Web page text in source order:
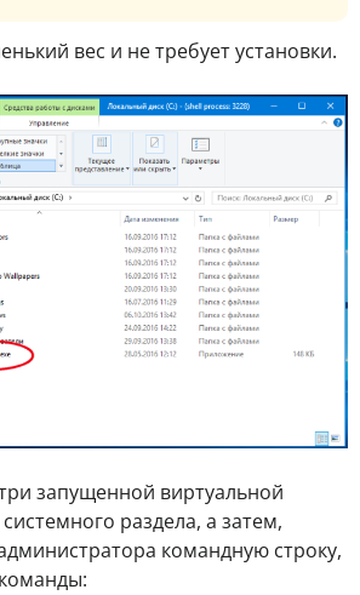
вес и не требует установки.
запущенной виртуальной
раздела, а затем,
командную строку,